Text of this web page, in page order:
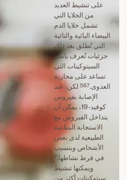
على تنشيط العديد
من الخلايا التي
تشمل خلايا الدم
البيضاء البائية والتائية
التي تُطلق بعد ذلك
جزئيات تُعرف باسم
السيتوكينات التي
تساعد على محاربة
العدوى.
567
لكن، عند
الإصابة بفيروس
كوفيد-19، يمكن أن
يتداخل الفيروس مع
الاستجابة المناعية
الطبيعية لدى بعض
الأشخاص ويتسبب
في فرط نشاطها.7
ويمكنها تنشيط
سيتوكينات أكثر من